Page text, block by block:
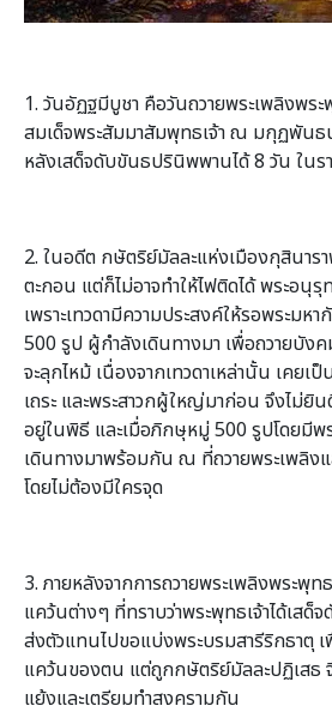
1. วันอัฏฐมีบูชา คือวันถวายพระเพลิงพร
สมเด็จพระสัมมาสัมพุทธเจ้า ณ มกุฏพันธ
หลังเสด็จดับขันธปรินิพพานได้ 8 วัน ในร
2. ในอดีต กษัตริย์มัลละแห่งเมืองกุสินาร
ตะกอน แต่ก็ไม่อาจทำให้ไฟติดได้ พระอนุรุ
เพราะเทวดามีความประสงค์ให้รอพระม
500 รูป ผู้กำลังเดินทางมา เพื่อถวายบัง
จะลุกไหม้ เนื่องจากเทวดาเหล่านั้น เคยเ
เถระ และพระสาวกผู้ใหญ่มาก่อน จึงไม่ยิ
อยู่ในพิธี และเมื่อภิกษุหมู่ 500 รูปโดยมีพ
เดินทางมาพร้อมกัน ณ ที่ถวายพระเพลิง
โดยไม่ต้องมีใครจุด
3. ภายหลังจากการถวายพระเพลิงพระพุ
แคว้นต่างๆ ที่ทราบว่าพระพุทธเจ้าได้เส
ส่งตัวแทนไปขอแบ่งพระบรมสารีริกธาตุ
แคว้นของตน แต่ถูกกษัตริย์มัลละปฏิเสธ
แย้งและเตรียมทำสงครามกัน